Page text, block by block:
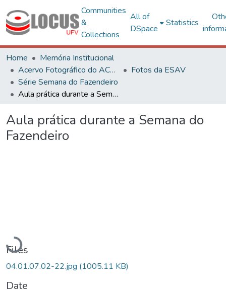
Communities
&
Collections
All of
DSpace
Statistics
Home
Memória Institucional
Acervo Fotográfico do ACH-UFV
Fotos da ESAV
Série Semana do Fazendeiro
Aula prática durante a Semana do Fazendeiro
Aula prática durante a Semana do
Fazendeiro
Loading...
Files
04.01.07.02-22.jpg (1005.11 KB)
Date